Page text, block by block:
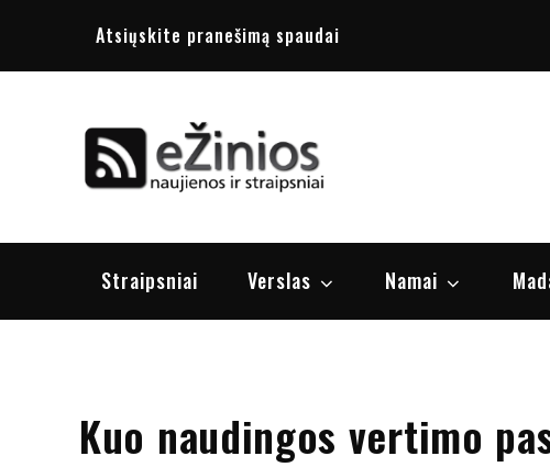
Atsiųskite pranešimą spaudai
Straipsniai Verslas Namai
Kuo naudingos vertimo